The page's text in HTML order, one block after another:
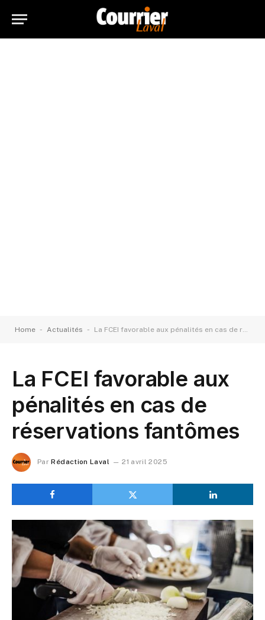
Home - Actualités - La FCEI favorable aux pénalités en cas de réservations fantômes
La FCEI favorable aux
pénalités en cas de
réservations fantômes
Par Rédaction Laval 21 avril 2025